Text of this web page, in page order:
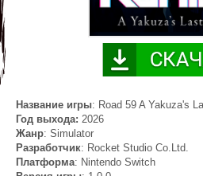
Название игры: Road 59 A Yakuza's
Год выхода: 2026
Жанр: Simulator
Разработчик: Rocket Studio Co.Ltd.
Платформа: Nintendo Switch